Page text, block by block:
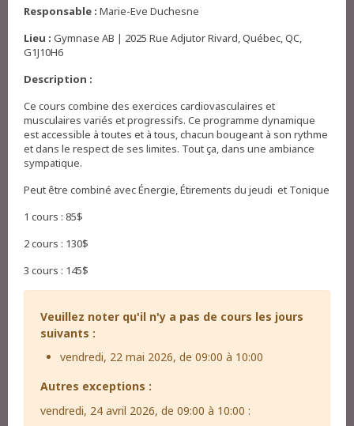
Responsable : Marie-Eve Duchesne
Lieu : Gymnase AB | 2025 Rue Adjutor Rivard, Québec, QC,
G1J10H6
Description :
Ce cours combine des exercices cardiovasculaires et
musculaires variés et progressifs. Ce programme dynamique
est accessible à toutes et à tous, chacun bougeant à son rythme
et dans le respect de ses limites. Tout ça, dans une ambiance
sympatique.
Peut être combiné avec Énergie, Étirements du jeudi et Tonique
1 cours : 85$
2 cours : 130$
3 cours : 145$
Veuillez noter qu'il n'y a pas de cours les jours
suivants :
vendredi, 22 mai 2026, de 09:00 à 10:00
Autres exceptions :
vendredi, 24 avril 2026, de 09:00 à 10:00 :